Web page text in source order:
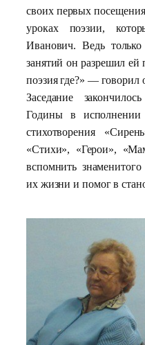
своих первых
уроках поэзии,
Иванович. Ведь
занятий он разрешил ей
поэзия где?» — говорил
Заседание
Годины в исполнении
стихотворения
«Стихи», «Герои»,
вспомнить
их жизни и помог в